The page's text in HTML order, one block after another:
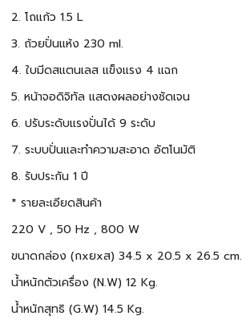
2. โถแก้ว 1.5 L
3. ถ้วยปั่นแห้ง 230 ml.
4. ใบมีดสแตนเลส แข็งแรง 4 แฉก
5. หน้าจอดิจิทัล แสดงผลอย่างชัดเจน
6. ปรับระดับแรงปั่นได้ 9 ระดับ
7. ระบบปั่นและทำความสะอาด อัตโนมัติ
8. รับประกัน 1 ปี
* รายละเอียดสินค้า
220 V , 50 Hz , 800 W
ขนาดกล่อง (กxยxส) 34.5 x 20.5 x 26.5 cm.
น้ำหนักตัวเครื่อง (N.W) 12 Kg.
น้ำหนักสุทธิ (G.W) 14.5 Kg.